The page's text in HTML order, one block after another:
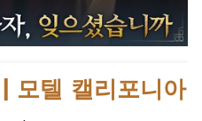
텔 캘리포니아